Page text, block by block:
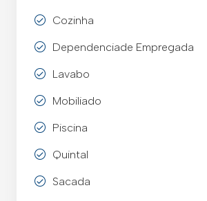
Cozinha
Dependenciade Empregada
Lavabo
Mobiliado
Piscina
Quintal
Sacada